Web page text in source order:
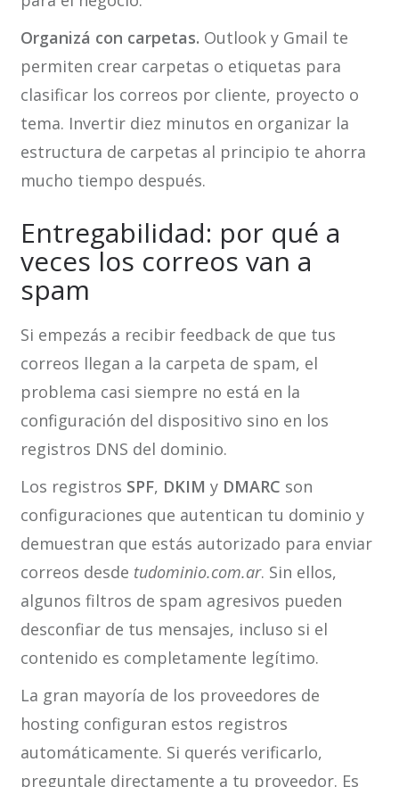
Organizá con carpetas. Outlook y Gmail te
permiten crear carpetas o etiquetas para
clasificar los correos por cliente, proyecto o
tema. Invertir diez minutos en organizar la
estructura de carpetas al principio te ahorra
mucho tiempo después.
Entregabilidad: por qué a
veces los correos van a
spam
Si empezás a recibir feedback de que tus
correos llegan a la carpeta de spam, el
problema casi siempre no está en la
configuración del dispositivo sino en los
registros DNS del dominio.
Los registros SPF, DKIM y DMARC son
configuraciones que autentican tu dominio y
demuestran que estás autorizado para enviar
correos desde tudominio.com.ar. Sin ellos,
algunos filtros de spam agresivos pueden
desconfiar de tus mensajes, incluso si el
contenido es completamente legítimo.
La gran mayoría de los proveedores de
hosting configuran estos registros
automáticamente. Si querés verificarlo,
preguntale directamente a tu proveedor. Es